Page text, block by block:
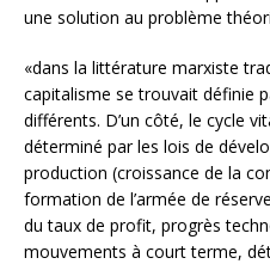
une solution au problème
«dans la littérature marxiste
capitalisme se trouvait définie
différents. D’un côté, le cycle
déterminé par les lois de
production (croissance de la
formation de l’armée de
du taux de profit, progrès
mouvements à court terme,